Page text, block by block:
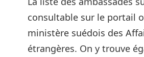
consultable sur le portail
ministère suédois des
étrangères. On y trouve